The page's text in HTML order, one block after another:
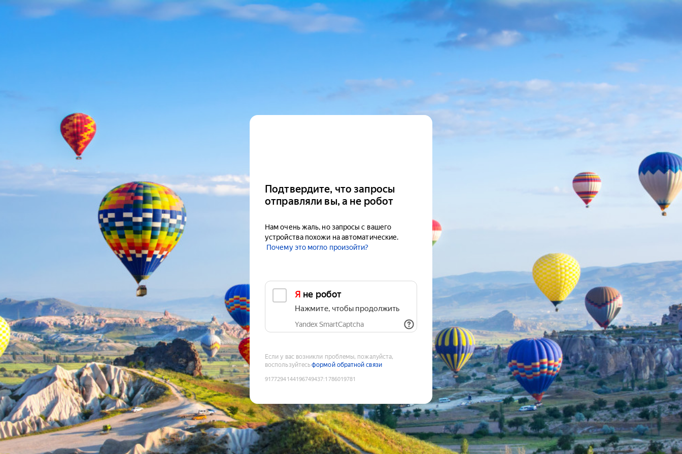
Подтвердите, что запросы
отправляли вы, а не робот
Нам очень жаль, но запросы с вашего
устройства похожи на автоматические.
Почему это могло произойти?
Я не робот
Нажмите, чтобы продолжить
Yandex SmartCaptcha
Если у вас возникли проблемы, пожалуйста,
воспользуйтесьформой обратной связи
9177294144196749437:1786019781